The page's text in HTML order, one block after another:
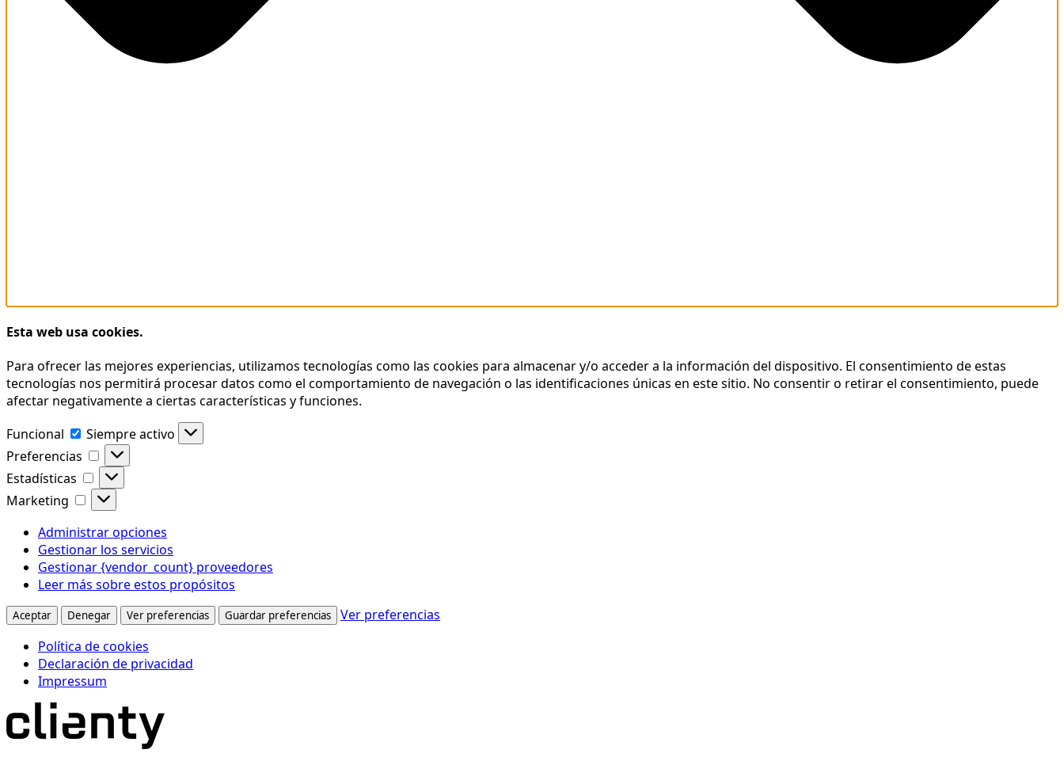
Esta web usa cookies.
Para ofrecer las mejores experiencias, utilizamos tecnologías como las cookies para almacenar y/o acceder a la información del dispositivo. El consentimiento de estas
tecnologías nos permitirá procesar datos como el comportamiento de navegación o las identificaciones únicas en este sitio. No consentir o retirar el consentimiento, puede
afectar negativamente a ciertas características y funciones.
Funcional
Funcional
Siempre activo
Preferencias
Preferencias
Estadísticas
Estadísticas
Marketing
Marketing
Administrar opciones
Gestionar los servicios
Gestionar {vendor_count} proveedores
Leer más sobre estos propósitos
Aceptar Denegar Ver preferencias Guardar preferencias
Ver preferencias
Política de cookies
Declaración de privacidad
Impressum